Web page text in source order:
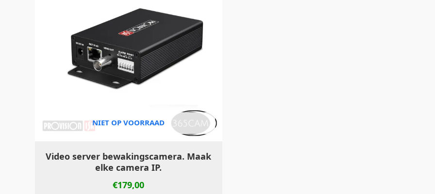
NIET OP VOORRAAD
Video server bewakingscamera. Maak
elke camera IP.
€179,00